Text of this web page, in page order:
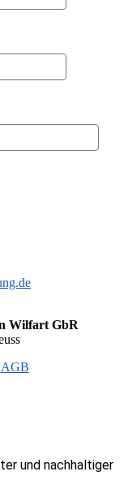
Wilfart GbR
AGB
und nachhaltiger